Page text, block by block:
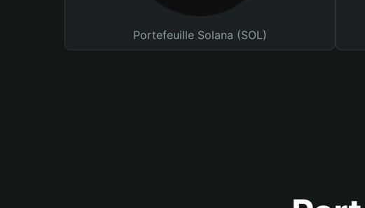
Portefeuille Solana (SOL)